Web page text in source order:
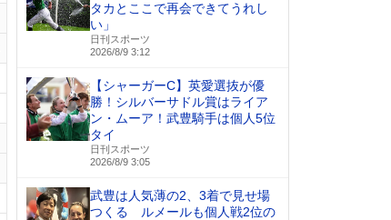
タカとここで再会できてうれし
い」
日刊スポーツ
2026/8/9 3:12
【シャーガーC】英愛選抜が優
勝！シルバーサドル賞はライア
ン・ムーア！武豊騎手は個人5位
タイ
日刊スポーツ
2026/8/9 3:05
武豊は人気薄の2、3着で見せ場
つくる ルメールも個人戦2位の